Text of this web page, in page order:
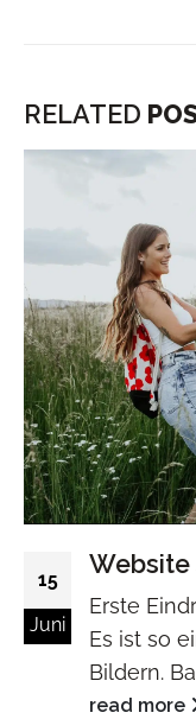
RELATED
15
Juni
Website
Erste
Es ist so
Bildern.
read more